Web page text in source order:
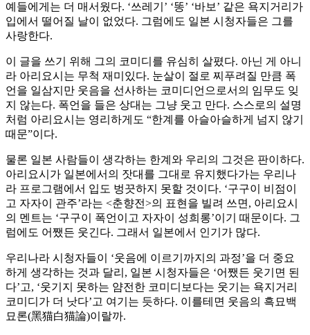
예들에게는 더 매서웠다. ‘쓰레기’ ‘똥’ ‘바보’ 같은 욕지거리가
입에서 떨어질 날이 없었다. 그럼에도 일본 시청자들은 그를
사랑한다.
이 글을 쓰기 위해 그의 코미디를 유심히 살폈다. 아닌 게 아니
라 아리요시는 무척 재미있다. 눈살이 절로 찌푸려질 만큼 폭
언을 일삼지만 웃음을 선사하는 코미디언으로서의 임무도 잊
지 않는다. 폭언을 들은 상대는 그냥 웃고 만다. 스스로의 설명
처럼 아리요시는 영리하게도 “한계를 아슬아슬하게 넘지 않기
때문”이다.
물론 일본 사람들이 생각하는 한계와 우리의 그것은 판이하다.
아리요시가 일본에서의 잣대를 그대로 유지했다가는 우리나
라 프로그램에서 입도 벙끗하지 못할 것이다. ‘구구이 비점이
고 자자이 관주’라는 <춘향전>의 표현을 빌려 쓰면, 아리요시
의 멘트는 ‘구구이 폭언이고 자자이 성희롱’이기 때문이다. 그
럼에도 어쨌든 웃긴다. 그래서 일본에서 인기가 많다.
우리나라 시청자들이 ‘웃음에 이르기까지의 과정’을 더 중요
하게 생각하는 것과 달리, 일본 시청자들은 ‘어쨌든 웃기면 된
다’고, ‘웃기지 못하는 얌전한 코미디보다는 웃기는 욕지거리
코미디가 더 낫다’고 여기는 듯하다. 이를테면 웃음의 흑묘백
묘론(黑猫白猫論)이랄까.